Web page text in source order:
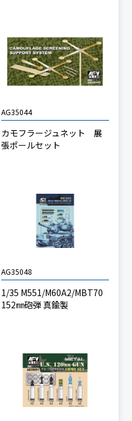
AG35044
カモフラージュネット 展
張ポールセット
AG35048
1/35 M551/M60A2/MBT70
152㎜砲弾 真鍮製